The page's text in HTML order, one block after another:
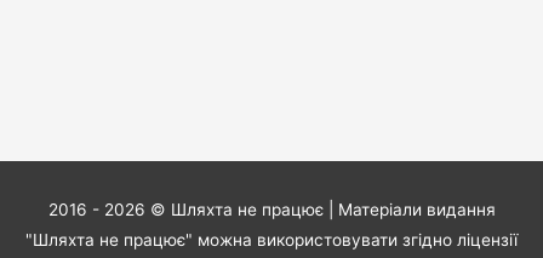
2016 - 2026 © Шляхта не працює| Матеріали видання
"Шляхта не працює" можна використовувати згідно ліцензії